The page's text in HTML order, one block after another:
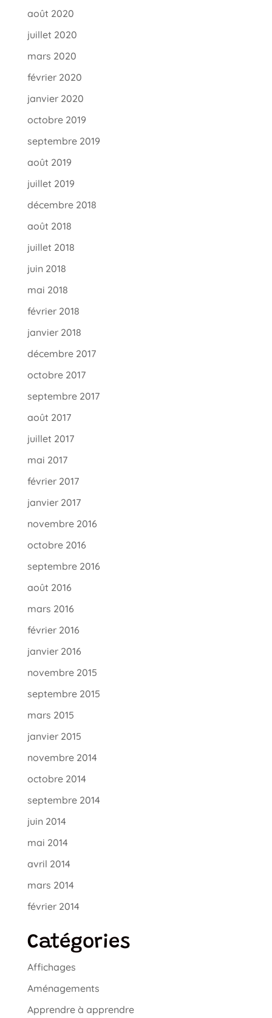
août 2020
juillet 2020
mars 2020
février 2020
janvier 2020
octobre 2019
septembre 2019
août 2019
juillet 2019
décembre 2018
août 2018
juillet 2018
juin 2018
mai 2018
février 2018
janvier 2018
décembre 2017
octobre 2017
septembre 2017
août 2017
juillet 2017
mai 2017
février 2017
janvier 2017
novembre 2016
octobre 2016
septembre 2016
août 2016
mars 2016
février 2016
janvier 2016
novembre 2015
septembre 2015
mars 2015
janvier 2015
novembre 2014
octobre 2014
septembre 2014
juin 2014
mai 2014
avril 2014
mars 2014
février 2014
Catégories
Affichages
Aménagements
Apprendre à apprendre